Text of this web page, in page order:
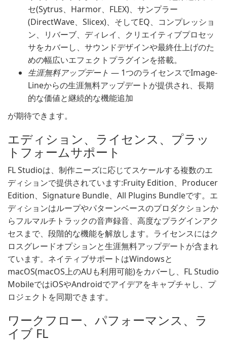
セ(Sytrus、Harmor、FLEX)、サンプラー
(DirectWave、Slicex)、そしてEQ、コンプレッショ
ン、リバーブ、ディレイ、クリエイティブプロセッ
サをカバーし、サウンドデザインや最終仕上げのた
めの幅広いエフェクトプラグインを搭載。
生涯無料アップデート — 1つのライセンスでImage-
Lineからの生涯無料アップデートが提供され、長期
的な価値と継続的な機能追加
が期待できます。
エディション、ライセンス、プラッ
トフォームサポート
FL Studioは、制作ニーズに応じてスケールする複数のエ
ディションで提供されています:Fruity Edition、Producer
Edition、Signature Bundle、All Plugins Bundleです。エ
ディションはループやパターンベースのプロダクションか
らフルマルチトラックの音声録音、高度なプラグインアク
セスまで、段階的な機能を解放します。ライセンスにはク
ロスグレードオプションと生涯無料アップデートが含まれ
ています。ネイティブサポートはWindowsと
macOS(macOS上のAUも利用可能)をカバーし、FL Studio
MobileではiOSやAndroidでアイデアをキャプチャし、プ
ロジェクトを同期できます。
ワークフロー、パフォーマンス、ラ
イブ FL